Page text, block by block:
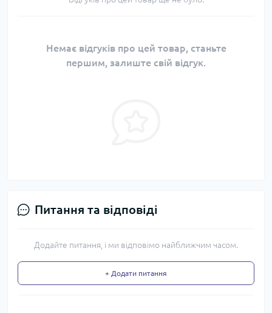
Немає відгуків про цей товар, станьте
першим, залиште свій відгук.
Питання та відповіді
Додайте питання, і ми відповімо найближчим часом.
+ Додати питання